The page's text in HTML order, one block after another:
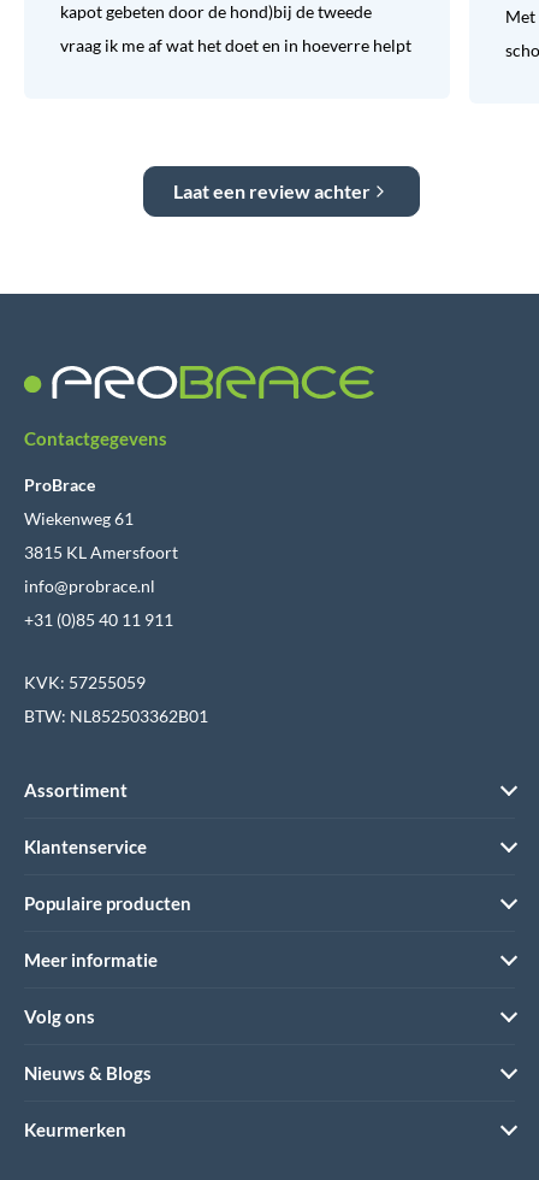
kapot gebeten door de hond)bij de tweede
vraag ik me af wat het doet en in hoeverre helpt
Met
Laat een review achter
Contactgegevens
ProBrace
Wiekenweg 61
3815 KL Amersfoort
info@probrace.nl
+31 (0)85 40 11 911
KVK: 57255059
BTW: NL852503362B01
Assortiment
Klantenservice
Populaire producten
Meer informatie
Volg ons
Nieuws & Blogs
Keurmerken